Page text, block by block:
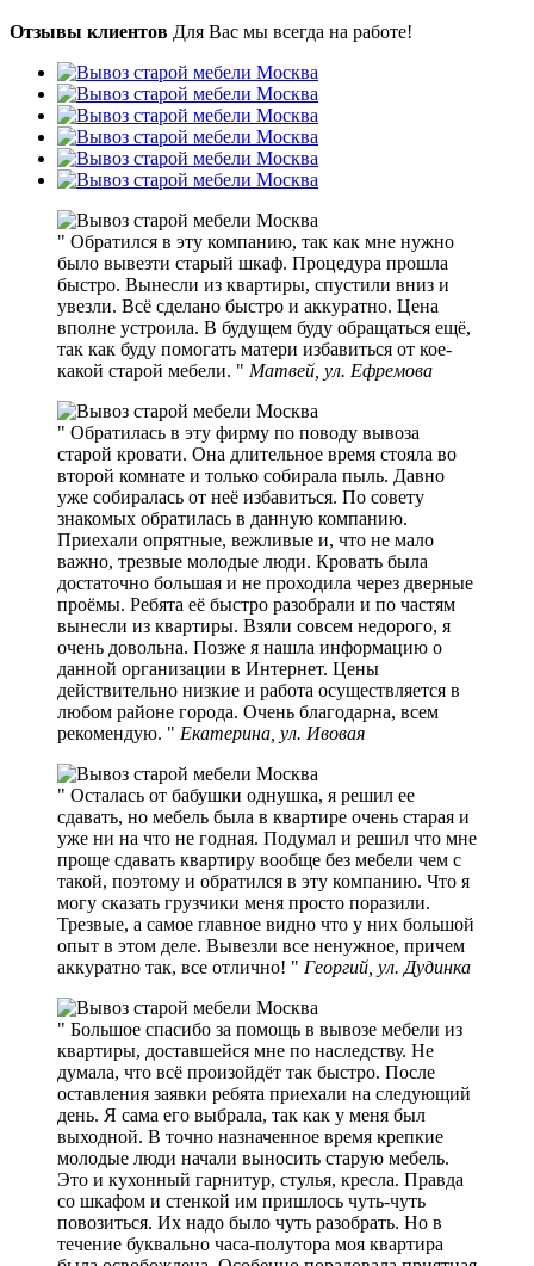
Отзывы клиентов Для Вас мы всегда на работе!
Обратился в эту компанию, так как мне нужно
было вывезти старый шкаф. Процедура прошла
быстро. Вынесли из квартиры, спустили вниз и
увезли. Всё сделано быстро и аккуратно. Цена
вполне устроила. В будущем буду обращаться ещё,
так как буду помогать матери избавиться от кое-
какой старой мебели.
Матвей, ул. Ефремова
Обратилась в эту фирму по поводу вывоза
старой кровати. Она длительное время стояла во
второй комнате и только собирала пыль. Давно
уже собиралась от неё избавиться. По совету
знакомых обратилась в данную компанию.
Приехали опрятные, вежливые и, что не мало
важно, трезвые молодые люди. Кровать была
достаточно большая и не проходила через дверные
проёмы. Ребята её быстро разобрали и по частям
вынесли из квартиры. Взяли совсем недорого, я
очень довольна. Позже я нашла информацию о
данной организации в Интернет. Цены
действительно низкие и работа осуществляется в
любом районе города. Очень благодарна, всем
рекомендую.
Екатерина, ул. Ивовая
Осталась от бабушки однушка, я решил ее
сдавать, но мебель была в квартире очень старая и
уже ни на что не годная. Подумал и решил что мне
проще сдавать квартиру вообще без мебели чем с
такой, поэтому и обратился в эту компанию. Что я
могу сказать грузчики меня просто поразили.
Трезвые, а самое главное видно что у них большой
опыт в этом деле. Вывезли все ненужное, причем
аккуратно так, все отлично!
Георгий, ул. Дудинка
Большое спасибо за помощь в вывозе мебели из
квартиры, доставшейся мне по наследству. Не
думала, что всё произойдёт так быстро. После
оставления заявки ребята приехали на следующий
день. Я сама его выбрала, так как у меня был
выходной. В точно назначенное время крепкие
молодые люди начали выносить старую мебель.
Это и кухонный гарнитур, стулья, кресла. Правда
со шкафом и стенкой им пришлось чуть-чуть
повозиться. Их надо было чуть разобрать. Но в
течение буквально часа-полутора моя квартира